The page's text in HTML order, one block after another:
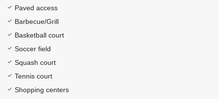
Paved access
Barbecue/Grill
Basketball court
Soccer field
Squash court
Tennis court
Shopping centers